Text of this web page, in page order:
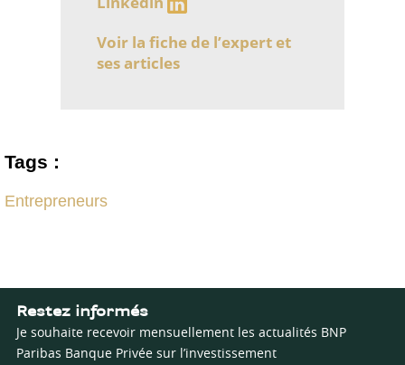
Voir la fiche de l’expert et
ses articles
Tags :
Entrepreneurs
Restez informés
Je souhaite recevoir mensuellement les actualités BNP
Paribas Banque Privée sur l’investissement